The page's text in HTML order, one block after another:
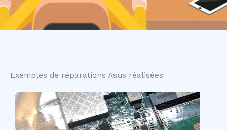
Exemples de réparations Asus réalisées